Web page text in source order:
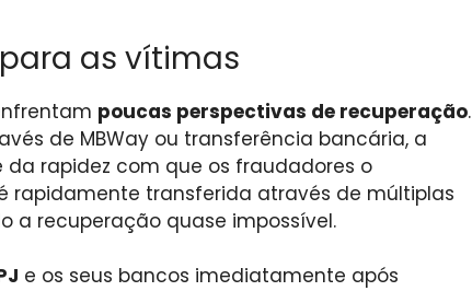
as vítimas
poucas perspectivas de recuperação.
de MBWay ou transferência bancária, a
rapidez com que os fraudadores o
rapidamente transferida através de múltiplas
a recuperação quase impossível.
e os seus bancos imediatamente após